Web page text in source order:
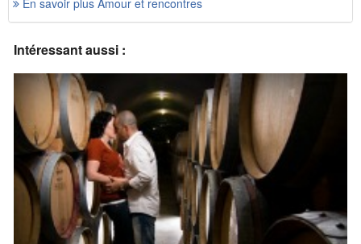
En savoir plus Amour et rencontres
Intéressant aussi :